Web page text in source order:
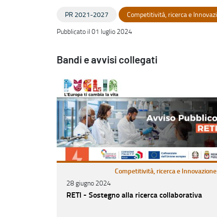
PR 2021-2027
Competitività, ricerca e
Pubblicato il 01 luglio 2024
Bandi e avvisi collegati
Competitività, ricerca e Innovazione
28 giugno 2024
RETI - Sostegno alla ricerca collaborativa